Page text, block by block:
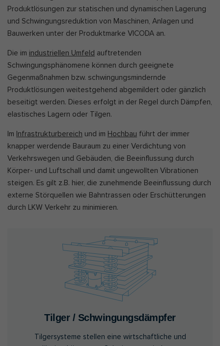
Produktlösungen zur statischen und dynamischen Lagerung
und Schwingungsreduktion von Maschinen, Anlagen und
Bauwerken unter der Produktmarke VICODA an.
Die im industriellen Umfeld auftretenden
Schwingungsphänomene können durch geeignete
Gegenmaßnahmen bzw. schwingungsmindernde
Produktlösungen weitestgehend abgemildert oder gänzlich
beseitigt werden. Dieses erfolgt in der Regel durch Dämpfen,
elastisches Lagern oder Tilgen.
Im Infrastrukturbereich und im Hochbau führt der immer
knapper werdende Bauraum zu einer Verdichtung von
Verkehrswegen und Gebäuden, die Beeinflussung durch
Körper- und Luftschall und damit ungewollten Vibrationen
steigen. Es gilt z.B. hier, die zunehmende Beeinflussung durch
externe Störquellen wie Bahntrassen oder Erschütterungen
durch LKW Verkehr zu minimieren.
Tilger / Schwingungsdämpfer
Tilgersysteme stellen eine wirtschaftliche und